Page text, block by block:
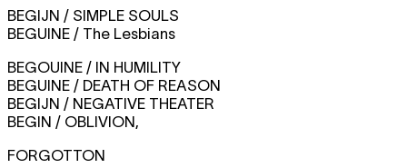
BEGIJN / SIMPLE SOULS
BEGUINE / The Lesbians
BEGOUINE / IN HUMILITY
BEGUINE / DEATH OF REASON
BEGIJN / NEGATIVE THEATER
BEGIN / OBLIVION,
FORGOTTON